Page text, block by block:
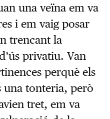
una veïna em va
i em vaig posar
trencant la
privatiu. Van
perquè els
una tonteria, però
tret, em va